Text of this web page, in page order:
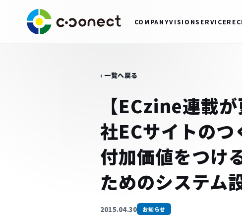
COMPANYVISIONSERVICE
‹ 一覧へ戻る
【ECzine連載
社ECサイトの
付加価値をつけ
ためのシステム
2015.04.30 お知らせ